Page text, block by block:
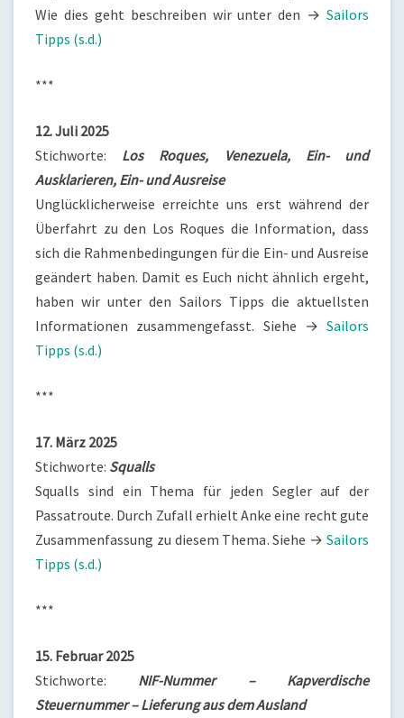
Wie dies geht beschreiben wir unter den → Sailors
Tipps (s.d.)
***
12. Juli 2025
Stichworte: Los Roques, Venezuela, Ein- und
Ausklarieren, Ein- und Ausreise
Unglücklicherweise erreichte uns erst während der
Überfahrt zu den Los Roques die Information, dass
sich die Rahmenbedingungen für die Ein- und Ausreise
geändert haben. Damit es Euch nicht ähnlich ergeht,
haben wir unter den Sailors Tipps die aktuellsten
Informationen zusammengefasst. Siehe → Sailors
Tipps (s.d.)
***
17. März 2025
Stichworte: Squalls
Squalls sind ein Thema für jeden Segler auf der
Passatroute. Durch Zufall erhielt Anke eine recht gute
Zusammenfassung zu diesem Thema. Siehe → Sailors
Tipps (s.d.)
***
15. Februar 2025
Stichworte: NIF-Nummer – Kapverdische
Steuernummer – Lieferung aus dem Ausland